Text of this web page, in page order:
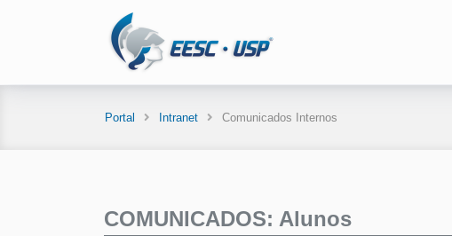
Portal Intranet Comunicados Internos
COMUNICADOS: Alunos